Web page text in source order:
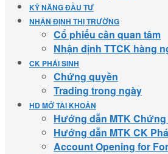
KỸ NĂNG ĐẦU TƯ
NHẬN ĐỊNH THỊ TRƯỜNG
Cổ phiếu cần quan tâm
Nhận định TTCK hàng
CK PHÁI SINH
Chứng quyền
Trading trong ngày
HD MỞ TÀI KHOẢN
Hướng dẫn MTK
Hướng dẫn MTK CK
Account Opening for